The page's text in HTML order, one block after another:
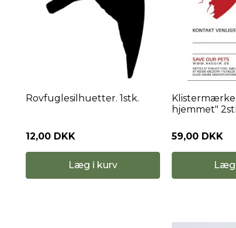
Rovfuglesilhuetter. 1stk.
12,00 DKK
Læg i kurv
Klistermærke
hjemmet"
59,00 DKK
Læg